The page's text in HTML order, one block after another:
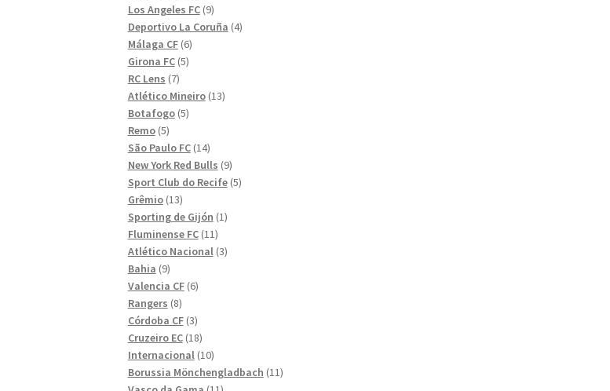
produkter
Los Angeles FC 99
produkter
Deportivo La Coruña 44
Málaga CF 66
produkter
Girona FC 55
RC Lens 77
produkter
Atlético Mineiro 1313
Botafogo 55
Remo 55
produkter
São Paulo FC 1414
produkter
New York Red Bulls 99
produkter
Sport Club do Recife 55
Grêmio 1313
produkter
Sporting de Gijón 11
Fluminense FC 1111
produkter
Atlético Nacional 33
Bahia 99
produkter
Valencia CF 66
Rangers 88
produkter
Córdoba CF 33
produkter
Cruzeiro EC 1818
produkter
Internacional 1010
produkter
Borussia Mönchengladbach 1111